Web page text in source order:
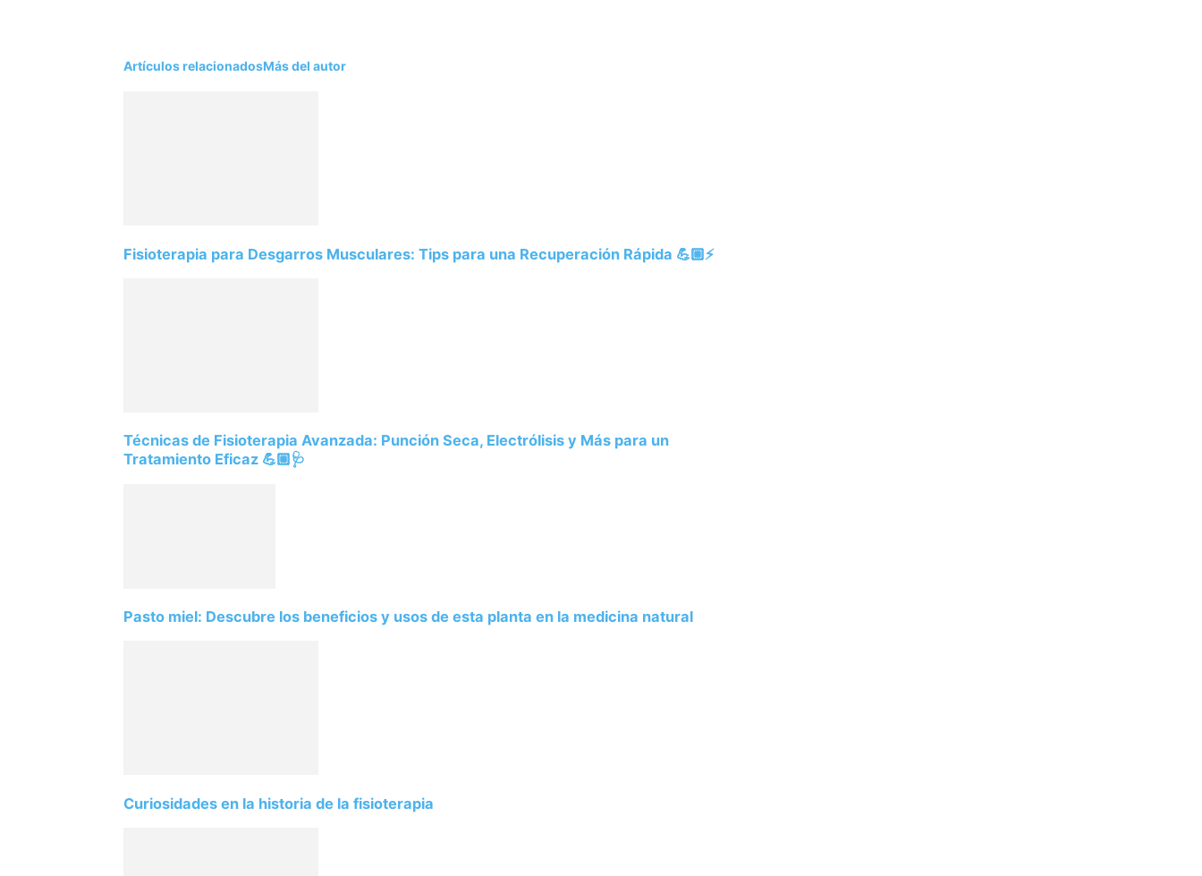
Artículos relacionadosMás del autor
Fisioterapia para Desgarros Musculares: Tips para una Recuperación Rápida 💪🏼⚡
Técnicas de Fisioterapia Avanzada: Punción Seca, Electrólisis y Más para un
Tratamiento Eficaz 💪🏼🩺
Pasto miel: Descubre los beneficios y usos de esta planta en la medicina natural
Curiosidades en la historia de la fisioterapia